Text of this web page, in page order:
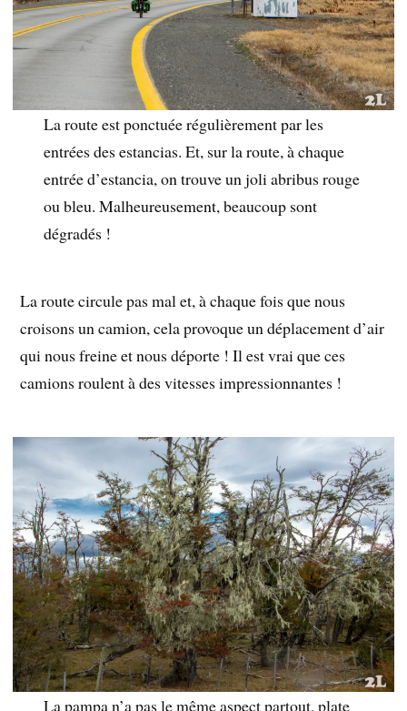
La route est ponctuée régulièrement par les
entrées des estancias. Et, sur la route, à chaque
entrée d’estancia, on trouve un joli abribus rouge
ou bleu. Malheureusement, beaucoup sont
dégradés !
La route circule pas mal et, à chaque fois que nous
croisons un camion, cela provoque un déplacement d’air
qui nous freine et nous déporte ! Il est vrai que ces
camions roulent à des vitesses impressionnantes !
La pampa n’a pas le même aspect partout, plate